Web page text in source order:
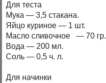
Для теста
Мука — 3,5 стакана.
Яйцо куриное — 1 шт.
Масло сливочное — 70 гр.
Вода — 200 мл.
Соль — 0,5 ч. л.
Для начинки